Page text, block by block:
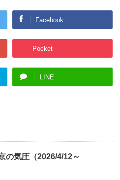
Facebook
Pocket
LINE
の気圧（2026/4/12～